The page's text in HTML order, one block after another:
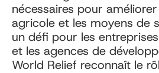
nécessaires pour
agricole et les moyens de
un défi pour les
et les agences de
World Relief reconnaît le